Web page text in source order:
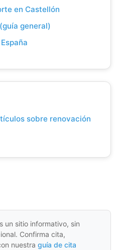
en Castellón
general)
sobre renovación
un sitio informativo, sin
Confirma cita,
nuestra guía de cita